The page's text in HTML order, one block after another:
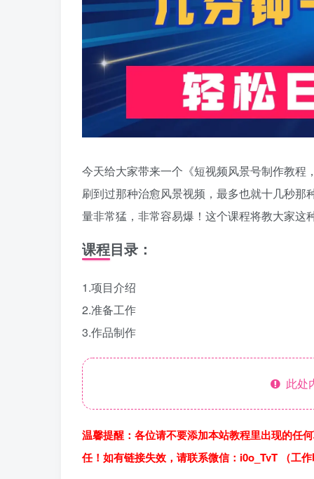
今天给大家带来一个《短视频风景号制作教
刷到过那种治愈风景视频，最多也就十几秒
量非常猛，非常容易爆！这个课程将教大家
课程目录：
1.项目介绍
2.准备工作
3.作品制作
此处
温馨提醒：各位请不要添加本站教程里出现的任
任！如有链接失效，请联系微信：i0o_TvT （工